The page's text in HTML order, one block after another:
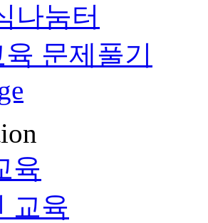
나눔터
문제풀기
육
교육